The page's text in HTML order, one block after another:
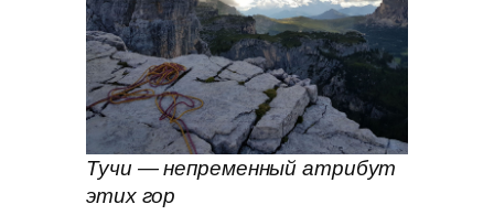
Тучи — непременный атрибут
этих гор